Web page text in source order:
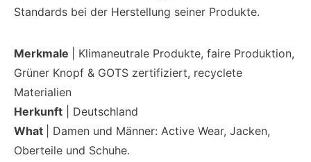
Standards bei der Herstellung seiner Produkte.
Merkmale
| Klimaneutrale Produkte, faire Produktion,
Grüner Knopf & GOTS zertifiziert, recyclete
Materialien
Herkunft | Deutschland
What
| Damen und Männer: Active Wear, Jacken,
Oberteile und Schuhe.